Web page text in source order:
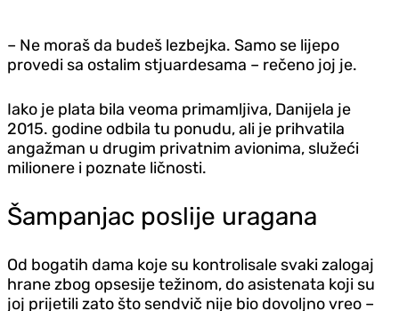
– Ne moraš da budeš lezbejka. Samo se lijepo
provedi sa ostalim stjuardesama – rečeno joj je.
Iako je plata bila veoma primamljiva, Danijela je
2015. godine odbila tu ponudu, ali je prihvatila
angažman u drugim privatnim avionima, služeći
milionere i poznate ličnosti.
Šampanjac poslije uragana
Od bogatih dama koje su kontrolisale svaki zalogaj
hrane zbog opsesije težinom, do asistenata koji su
joj prijetili zato što sendvič nije bio dovoljno vreo –